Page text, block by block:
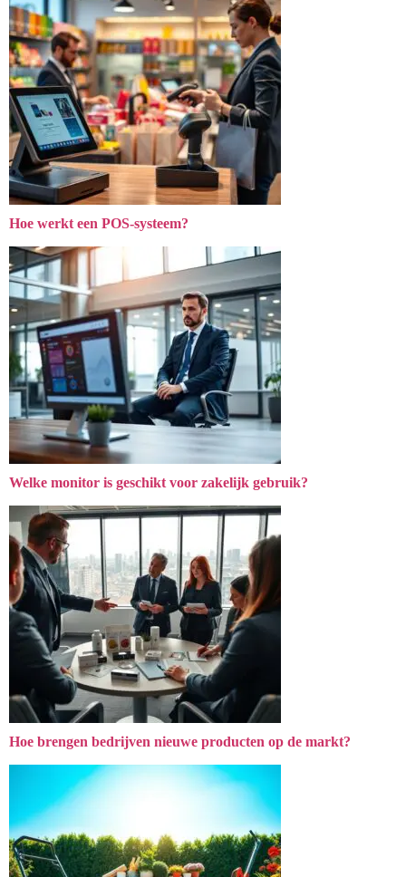
Hoe werkt een POS-systeem?
Welke monitor is geschikt voor zakelijk gebruik?
Hoe brengen bedrijven nieuwe producten op de markt?